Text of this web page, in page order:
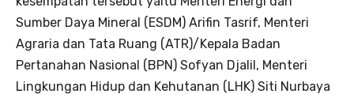
Sumber Daya Mineral (ESDM) Arifin Tasrif, Menteri
Agraria dan Tata Ruang (ATR)/Kepala Badan
Pertanahan Nasional (BPN) Sofyan Djalil, Menteri
Lingkungan Hidup dan Kehutanan (LHK) Siti Nurbaya